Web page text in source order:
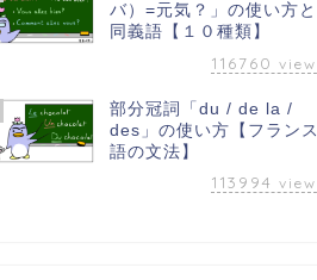
バ）=元気？」の使い方と
同義語【１０種類】
116760 view
部分冠詞「du / de la /
des」の使い方【フランス
語の文法】
113994 view